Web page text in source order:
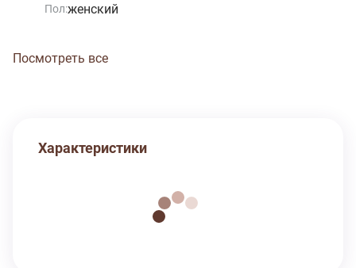
Пол:женский
Посмотреть все
Характеристики